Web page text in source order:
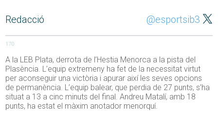
Redacció @esportsib3
170
A la LEB Plata, derrota de l’Hestia Menorca a la pista del
Plasència. L’equip extremeny ha fet de la necessitat virtut
per aconseguir una victòria i apurar així les seves opcions
de permanència. L’equip balear, que perdia de 27 punts, s’ha
situat a 13 a cinc minuts del final. Andreu Matalí, amb 18
punts, ha estat el màxim anotador menorquí.